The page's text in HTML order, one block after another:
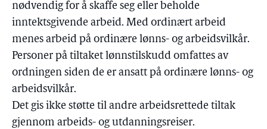
nødvendig for å skaffe seg eller beholde
inntektsgivende arbeid. Med ordinært arbeid
menes arbeid på ordinære lønns- og arbeidsvilkår.
Personer på tiltaket lønnstilskudd omfattes av
ordningen siden de er ansatt på ordinære lønns- og
arbeidsvilkår.
Det gis ikke støtte til andre arbeidsrettede tiltak
gjennom arbeids- og utdanningsreiser.